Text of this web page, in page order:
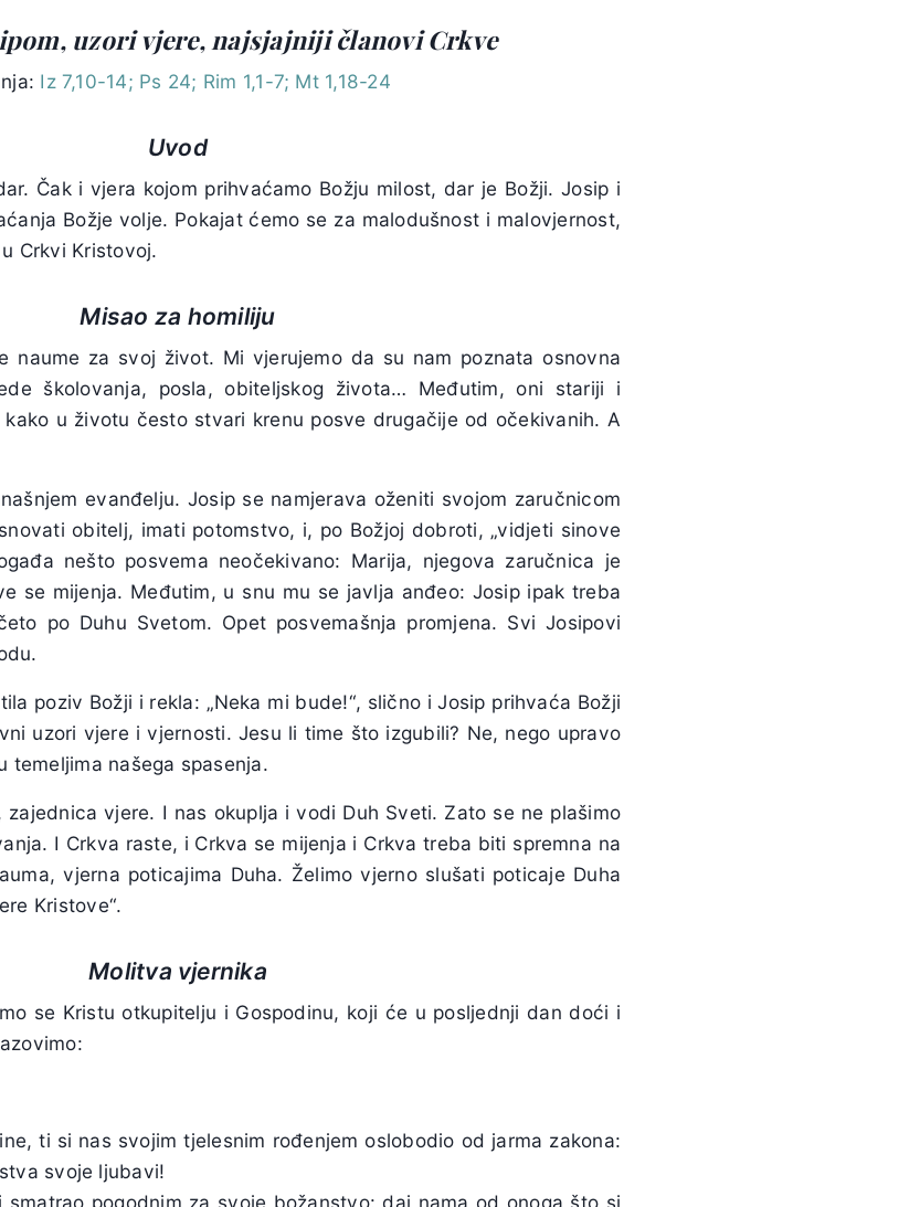
uzori vjere, najsjajniji članovi Crkve
Iz 7,10-14; Ps 24; Rim 1,1-7; Mt 1,18-24
Uvod
Čak i vjera kojom prihvaćamo Božju milost, dar je Božji. Josip i
Božje volje. Pokajat ćemo se za malodušnost i malovjernost,
Crkvi Kristovoj.
Misao za homiliju
naume za svoj život. Mi vjerujemo da su nam poznata osnovna
školovanja, posla, obiteljskog života… Međutim, oni stariji i
u životu često stvari krenu posve drugačije od očekivanih. A
evanđelju. Josip se namjerava oženiti svojom zaručnicom
obitelj, imati potomstvo, i, po Božjoj dobroti, „vidjeti sinove
nešto posvema neočekivano: Marija, njegova zaručnica je
se mijenja. Međutim, u snu mu se javlja anđeo: Josip ipak treba
po Duhu Svetom. Opet posvemašnja promjena. Svi Josipovi
poziv Božji i rekla: „Neka mi bude!“, slično i Josip prihvaća Božji
uzori vjere i vjernosti. Jesu li time što izgubili? Ne, nego upravo
temeljima našega spasenja.
vjere. I nas okuplja i vodi Duh Sveti. Zato se ne plašimo
I Crkva raste, i Crkva se mijenja i Crkva treba biti spremna na
vjerna poticajima Duha. Želimo vjerno slušati poticaje Duha
Kristove“.
Molitva vjernika
se Kristu otkupitelju i Gospodinu, koji će u posljednji dan doći i
ti si nas svojim tjelesnim rođenjem oslobodio od jarma zakona:
svoje ljubavi!
pogodnim za svoje božanstvo: daj nama od onoga što si